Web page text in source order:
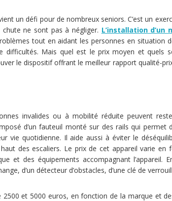
un défi pour de nombreux seniors. C’est un
ne sont pas à négliger. L’installation d’un
tout en aidant les personnes en situation
difficultés. Mais quel est le prix moyen et quels
le dispositif offrant le meilleur rapport qualité-
invalides ou à mobilité réduite peuvent
d’un fauteuil monté sur des rails qui permet
vie quotidienne. Il aide aussi à éviter le
des escaliers. Le prix de cet appareil varie en
et des équipements accompagnant l’appareil.
d’un détecteur d’obstacles, d’une clé de
2500 et 5000 euros, en fonction de la marque et